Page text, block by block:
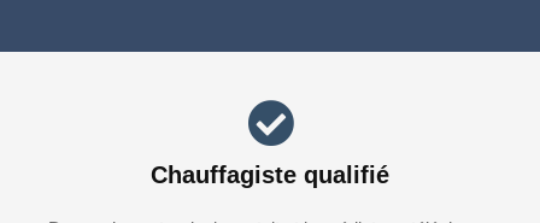
Chauffagiste qualifié